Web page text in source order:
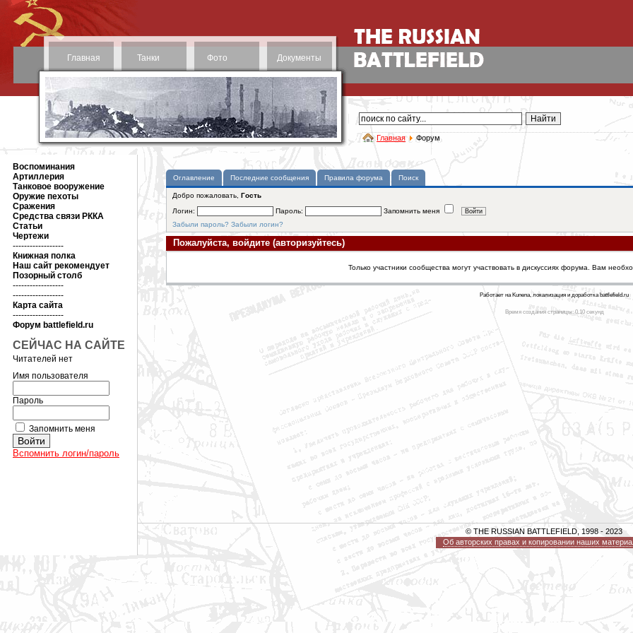
Главная Танки Фото Документы
Главная Форум
Воспоминания
Артиллерия
Танковое вооружение
Оружие пехоты
Сражения
Средства связи РККА
Статьи
Чертежи
------------------
Книжная полка
Наш сайт рекомендует
Позорный столб
------------------
------------------
Карта сайта
------------------
Форум battlefield.ru
СЕЙЧАС НА САЙТЕ
Читателей нет
Имя пользователя
Пароль
Запомнить меня
Вспомнить логин/пароль
Оглавление Последние сообщения Правила форума Поиск
Добро пожаловать, Гость
Логин:
Пароль:
Запомнить меня
Забыли пароль? Забыли логин?
Пожалуйста, войдите (авторизуйтесь)
Только участники сообщества могут участвовать в дискуссиях форума. Вам
Работает на Kunena, локализация и доработка battlefield.ru
Время создания страницы: 0.10 секунд
© THE RUSSIAN BATTLEFIELD, 1998 - 2023
Об авторских правах и копировании наших